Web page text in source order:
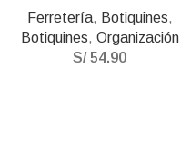
Ferretería, Botiquines,
Botiquines, Organización
S/54.90